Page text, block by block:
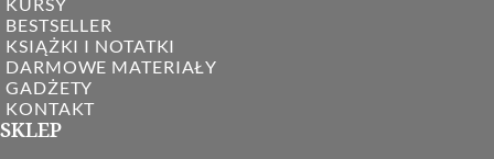
KURSY
BESTSELLER
KSIĄŻKI I NOTATKI
DARMOWE MATERIAŁY
GADŻETY
KONTAKT
SKLEP